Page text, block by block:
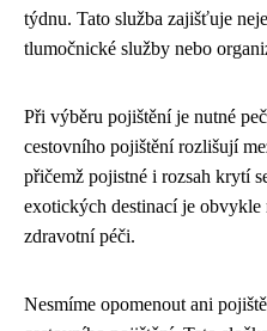
týdnu. Tato služba zajišťuje
tlumočnické služby nebo
Při výběru pojištění je nutné
cestovního pojištění rozlišují
přičemž pojistné i rozsah krytí
exotických destinací je
zdravotní péči.
Nesmíme opomenout ani